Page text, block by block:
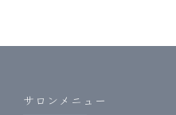
サロンメニュー